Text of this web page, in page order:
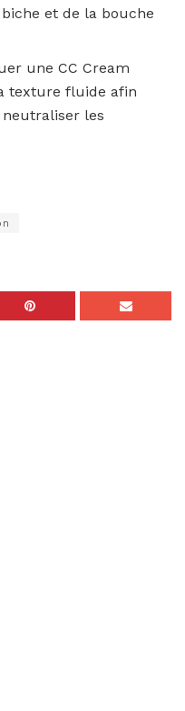
et de la bouche
une CC Cream
texture fluide afin
les